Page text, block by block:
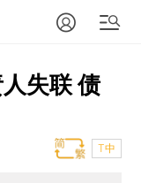
失联 债
T中